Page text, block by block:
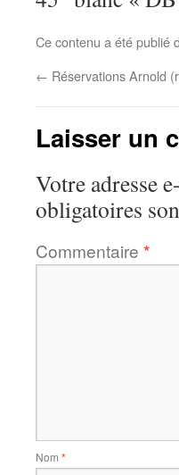
Ce contenu a été publié
← Réservations Arnold
Laisser un
Votre adresse
obligatoires
Commentaire *
Nom *